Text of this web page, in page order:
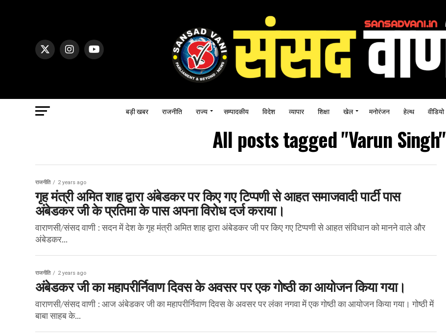
बड़ी खबर राजनीति राज्य सम्पादकीय विदेश व्यापार शिक्षा खेल मनोरंजन हेल्थ वीडियो
All posts tagged "Varun Singh"
राजनीति 2 years ago
गृह मंत्री अमित शाह द्वारा अंबेडकर पर किए गए टिप्पणी से आहत समाजवादी पार्टी पास
अंबेडकर जी के प्रतिमा के पास अपना विरोध दर्ज कराया।
वाराणसी/संसद वाणी : सदन में देश के गृह मंत्री अमित शाह द्वारा अंबेडकर जी पर किए गए टिप्पणी से आहत संविधान को मानने वाले और
अंबेडकर...
राजनीति 2 years ago
अंबेडकर जी का महापरीर्निवाण दिवस के अवसर पर एक गोष्ठी का आयोजन किया गया।
वाराणसी/संसद वाणी : आज अंबेडकर जी का महापरीर्निवाण दिवस के अवसर पर लंका नगवा में एक गोष्ठी का आयोजन किया गया। गोष्ठी में
बाबा साहब के...